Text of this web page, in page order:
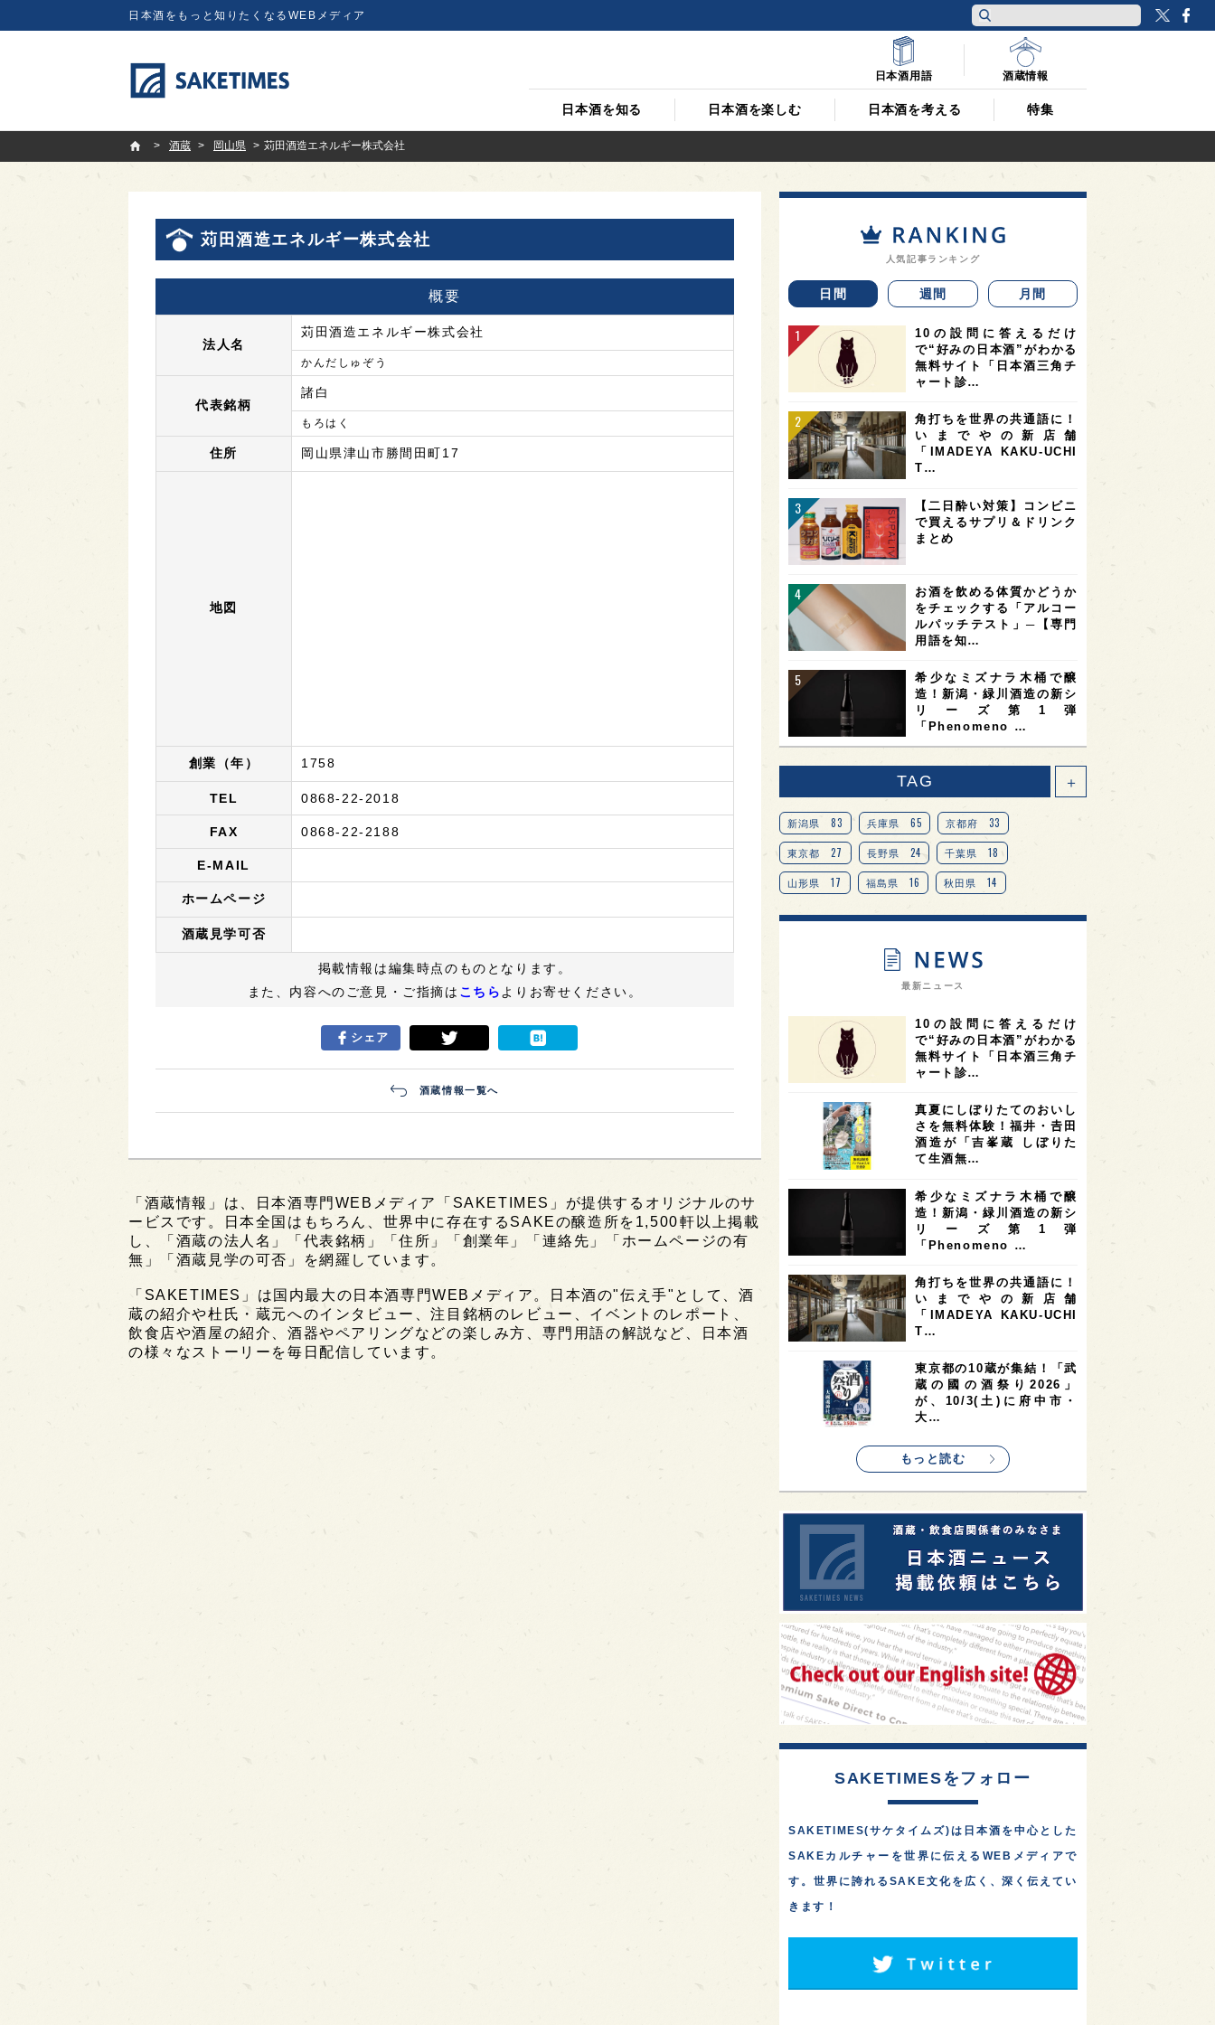
日本酒をもっと知りたくなるWEBメディア
日本酒を知る 日本酒を楽しむ 日本酒を考える 特集
日本酒用語 酒蔵情報
SAKETIMES
酒蔵
岡山県 苅田酒造エネルギー株式会社
苅田酒造エネルギー株式会社
概要
法人名
苅田酒造エネルギー株式会社
かんだしゅぞう
代表銘柄
諸白
もろはく
住所 岡山県津山市勝間田町17
地図
創業（年） 1758
TEL 0868-22-2018
FAX 0868-22-2188
E-MAIL
ホームページ
酒蔵見学可否
掲載情報は編集時点のものとなります。
また、内容へのご意見・ご指摘は こちら よりお寄せください。
シェア
酒蔵情報一覧へ
「酒蔵情報」は、日本酒専門WEBメディア「SAKETIMES」が提供するオリジナルのサ
ービスです。日本全国はもちろん、世界中に存在するSAKEの醸造所を1,500軒以上掲載
し、「酒蔵の法人名」「代表銘柄」「住所」「創業年」「連絡先」「ホームページの有
無」「酒蔵見学の可否」を網羅しています。
「SAKETIMES」は国内最大の日本酒専門WEBメディア。日本酒の"伝え手"として、酒
蔵の紹介や杜氏・蔵元へのインタビュー、注目銘柄のレビュー、イベントのレポート、
飲食店や酒屋の紹介、酒器やペアリングなどの楽しみ方、専門用語の解説など、日本酒
の様々なストーリーを毎日配信しています。
人気記事ランキング
日間 週間 月間
10の設問に答えるだけ
で“好みの日本酒”がわかる
無料サイト「日本酒三角チ
ャート診…
角打ちを世界の共通語に！
いまでやの新店舗
「IMADEYA KAKU-UCHI
T…
【二日酔い対策】コンビニ
で買えるサプリ＆ドリンク
まとめ
お酒を飲める体質かどうか
をチェックする「アルコー
ルパッチテスト」─【専門
用語を知…
希少なミズナラ木桶で醸
造！新潟・緑川酒造の新シ
リーズ第1弾
「Phenomeno …
TAG ＋
27 長野県 24 千葉県 18
17 福島県 16 秋田県
12 栃木県 11
オピニオンリーダーの視点 9 埼玉県 9
広島県 8 山梨県 7 ヨーロッパ
石川県 7 奈良県 7 滋賀県 7 和歌山県 6
富山県 6 フランス 6
SAKE100 5 5 岡山県 5 岩手県 4
4 アメリカ 4 神奈川県 4
4 三重県 大阪府
スペイン 香港 福井県
SAKEの時代を生きる 2 静岡県 1 長崎県 1
全蔵めぐり 1 シンガポール 1 カナダ 1
群馬県 1 熊本県
イギリス 1 ノルウェー 1 新宿区 1
歌舞伎町 1 沖縄県 1 鳥取県
saketimes_image_4 1
最新ニュース
10の設問に答えるだけ
で“好みの日本酒”がわかる
無料サイト「日本酒三角チ
真夏にしぼりたてのおいし
さを無料体験！福井・𠮷田
酒造が「吉峯蔵 しぼりた
希少なミズナラ木桶で醸
「Phenomeno …
角打ちを世界の共通語に！
いまでやの新店舗
「IMADEYA KAKU-UCHI
東京都の10蔵が集結！「武
蔵の國の酒祭り2026」
が、10/3(土)に府中市・
大…